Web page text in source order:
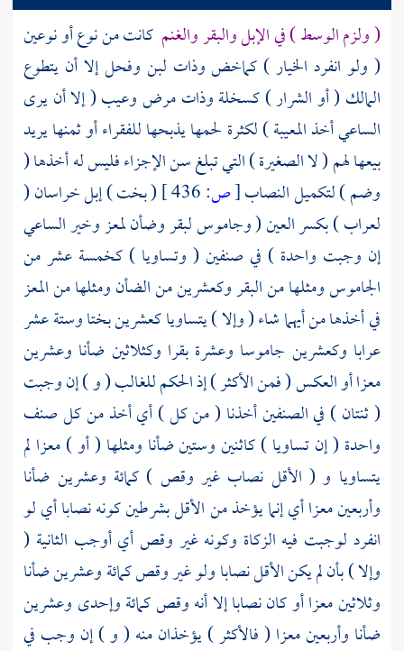
( ولزم الوسط ) في الإبل والبقر والغنم كانت من نوع أو نوعين
( ولو انفرد الخيار ) كماخض وذات لبن وفحل إلا أن يتطوع
المالك ( أو الشرار ) كسخلة وذات مرض وعيب ( إلا أن يرى
الساعي أخذ المعيبة ) لكثرة لحمها يذبحها للفقراء أو ثمنها يريد
بيعها لهم ( لا الصغيرة ) التي تبلغ سن الإجزاء فليس له أخذها (
وضم ) لتكميل النصاب[ص: ( بخت ) إبلخراسان(
لعراب ) بكسر العين ( وجاموس لبقر وضأن لمعز وخير الساعي
إن وجبت واحدة ) في صنفين ( وتساويا ) كخمسة عشر من
الجاموس ومثلها من البقر وكعشرين من الضأن ومثلها من المعز
في أخذها من أيهما شاء ( وإلا ) يتساويا كعشرين بختا وستة عشر
عرابا وكعشرين جاموسا وعشرة بقرا وكثلاثين ضأنا وعشرين
معزا أو العكس ( فمن الأكثر ) إذ الحكم للغالب ( و ) إن وجبت
( ثنتان ) في الصنفين أخذنا ( من كل ) أي أخذ من كل صنف
واحدة ( إن تساويا ) كاثنين وستين ضأنا ومثلها ( أو ) معزا لم
يتساويا و ( الأقل نصاب غير وقص ) كمائة وعشرين ضأنا
وأربعين معزا أي إنما يؤخذ من الأقل بشرطين كونه نصابا أي لو
انفرد لوجبت فيه الزكاة وكونه غير وقص أي أوجب الثانية (
وإلا ) بأن لم يكن الأقل نصابا ولو غير وقص كمائة وعشرين ضأنا
وثلاثين معزا أو كان نصابا إلا أنه وقص كمائة وإحدى وعشرين
ضأنا وأربعين معزا ( فالأكثر ) يؤخذان منه ( و ) إن وجب في